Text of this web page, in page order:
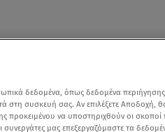
δεδομένα, όπως δεδομένα
στη συσκευή σας. Αν επιλέξετε Αποδοχή,
προκειμένου να υποστηριχθούν οι σκοποί
συνεργάτες μας επεξεργαζόμαστε τα